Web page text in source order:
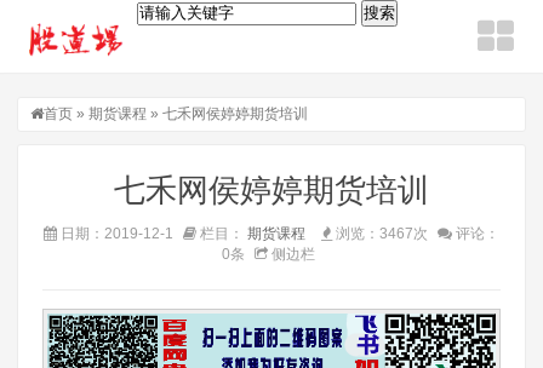
首页 » 期货课程 » 七禾网侯婷婷期货培训
七禾网侯婷婷期货培训
日期：2019-12-1 栏目： 期货课程 浏览：3467次
评论：
0条
侧边栏